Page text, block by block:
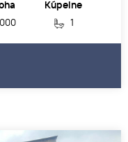
Kúpelne
1